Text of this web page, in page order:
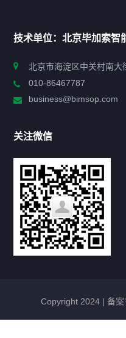
政策法规
新闻资讯
工作动态
会议活动
技术单位：北京毕加索智
北京市海淀区中关村南
010-86467787
business@bimsop.com
关注微信
Copyright 2024 | 备